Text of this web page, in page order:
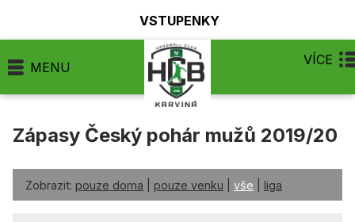
VSTUPENKY
MENU VÍCE
Zápasy Český pohár mužů 2019/20
Zobrazit: pouze doma pouze venku vše liga